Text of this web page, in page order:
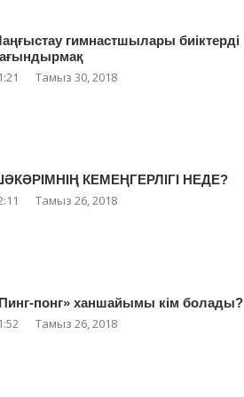
гимнастшылары биіктерді
Тамыз 30, 2018
КЕМЕҢГЕРЛІГІ НЕДЕ?
Тамыз 26, 2018
понг» ханшайымы кім болады?
Тамыз 26, 2018